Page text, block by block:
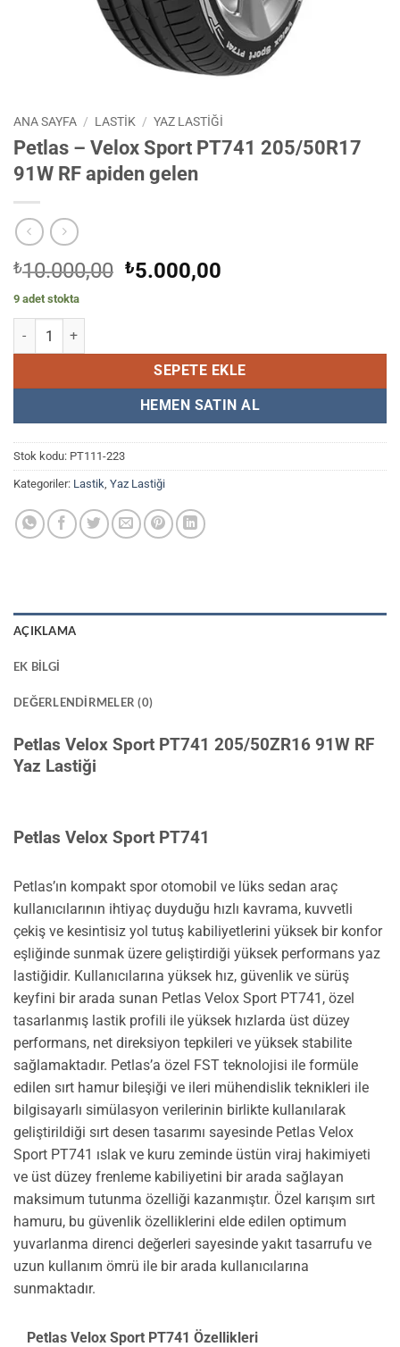
ANA SAYFA / LASTIK / YAZ LASTIĞI
Petlas – Velox Sport PT741 205/50R17
91W RF apiden gelen
₺10.000,00 Orijinal
₺5.000,00
9 adet stokta
Petlas - Velox Sport PT741 205/50R17 91W RF apiden gelen adet
SEPETE EKLE
HEMEN SATIN AL
Stok kodu: PT111-223
Kategoriler: Lastik, Yaz Lastiği
AÇIKLAMA
EK BILGI
DEĞERLENDIRMELER (0)
Petlas Velox Sport PT741 205/50ZR16 91W RF
Yaz Lastiği
Petlas Velox Sport PT741
Petlas’ın kompakt spor otomobil ve lüks sedan araç
kullanıcılarının ihtiyaç duyduğu hızlı kavrama, kuvvetli
çekiş ve kesintisiz yol tutuş kabiliyetlerini yüksek bir konfor
eşliğinde sunmak üzere geliştirdiği yüksek performans yaz
lastiğidir. Kullanıcılarına yüksek hız, güvenlik ve sürüş
keyfini bir arada sunan Petlas Velox Sport PT741, özel
tasarlanmış lastik profili ile yüksek hızlarda üst düzey
performans, net direksiyon tepkileri ve yüksek stabilite
sağlamaktadır. Petlas’a özel FST teknolojisi ile formüle
edilen sırt hamur bileşiği ve ileri mühendislik teknikleri ile
bilgisayarlı simülasyon verilerinin birlikte kullanılarak
geliştirildiği sırt desen tasarımı sayesinde Petlas Velox
Sport PT741 ıslak ve kuru zeminde üstün viraj hakimiyeti
ve üst düzey frenleme kabiliyetini bir arada sağlayan
maksimum tutunma özelliği kazanmıştır. Özel karışım sırt
hamuru, bu güvenlik özelliklerini elde edilen optimum
yuvarlanma direnci değerleri sayesinde yakıt tasarrufu ve
uzun kullanım ömrü ile bir arada kullanıcılarına
sunmaktadır.
Petlas Velox Sport PT741 Özellikleri